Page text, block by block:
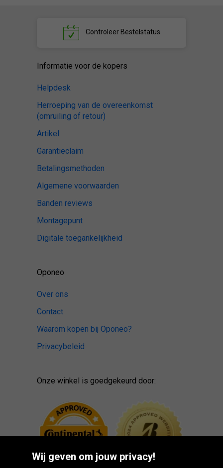
ControleerBestelstatus
Informatie voor de kopers
Helpdesk
Herroeping van de overeenkomst
(omruiling of retour)
Artikel
Garantieclaim
Betalingsmethoden
Algemene voorwaarden
Banden reviews
Montagepunt
Digitale toegankelijkheid
Oponeo
Over ons
Contact
Waarom kopen bij Oponeo?
Privacybeleid
Onze winkel is goedgekeurd door:
Wij geven om jouw privacy!